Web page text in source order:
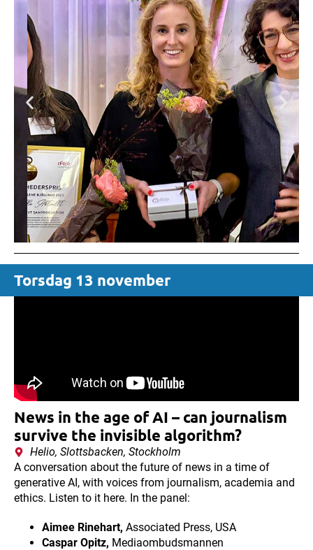
Hederspriset går till
Lilla Aktuellt
det stämmer? lyckas de på ett
genomtänkt och tillgängligt sätt
engagera en ung publik i källkritikens
och sanningssökandets kärna.
Klicka här
Torsdag 13 november
News in the age of AI – can journalism
survive the invisible algorithm?
Helio, Slottsbacken, Stockholm
A conversation about the future of news in a time of
generative AI, with voices from journalism, academia and
ethics. Listen to it here. In the panel:
Aimee Rinehart, Associated Press, USA
Caspar Opitz, Mediaombudsmannen